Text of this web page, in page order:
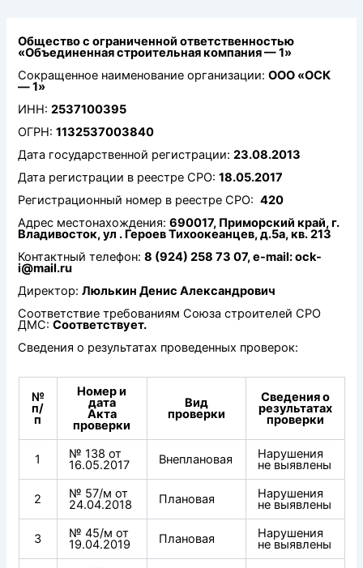
Общество с ограниченной ответственностью
«Объединенная строительная компания — 1»
Сокращенное наименование организации:ООО «ОСК
— 1»
ИНН:2537100395
ОГРН:1132537003840
Дата государственной регистрации:23.08.2013
Дата регистрации в реестре СРО:18.05.2017
Регистрационный номер в реестре СРО:420
Адрес местонахождения:690017, Приморский край, г.
Владивосток, ул . Героев Тихоокеанцев, д.5а, кв. 213
Контактный телефон:8 (924) 258 73 07, e-mail: ock-
i@mail.ru
Директор:Люлькин Денис Александрович
Соответствие требованиям Союза строителей СРО
ДМС:Соответствует.
Сведения о результатах проведенных проверок:
№
п/
п
Номер и
дата
Акта
проверки
Вид
проверки
Сведения о
результатах
проверки
1 № 138 от
16.05.2017 Внеплановая Нарушения
не выявлены
2 № 57/м от
24.04.2018 Плановая Нарушения
не выявлены
3 № 45/м от
19.04.2019 Плановая Нарушения
не выявлены